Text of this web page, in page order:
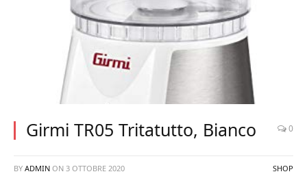
Girmi TR05 Tritatutto, Bianco 0
BY ADMIN ON 3 OTTOBRE 2020 SHOP